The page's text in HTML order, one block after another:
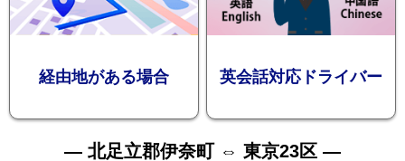
お勧め
経由地がある場合 英会話対応ドライバー
— 北足立郡伊奈町 ⇔ 東京23区 —